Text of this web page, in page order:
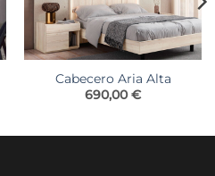
Cabecero Aria Alta
690,00€